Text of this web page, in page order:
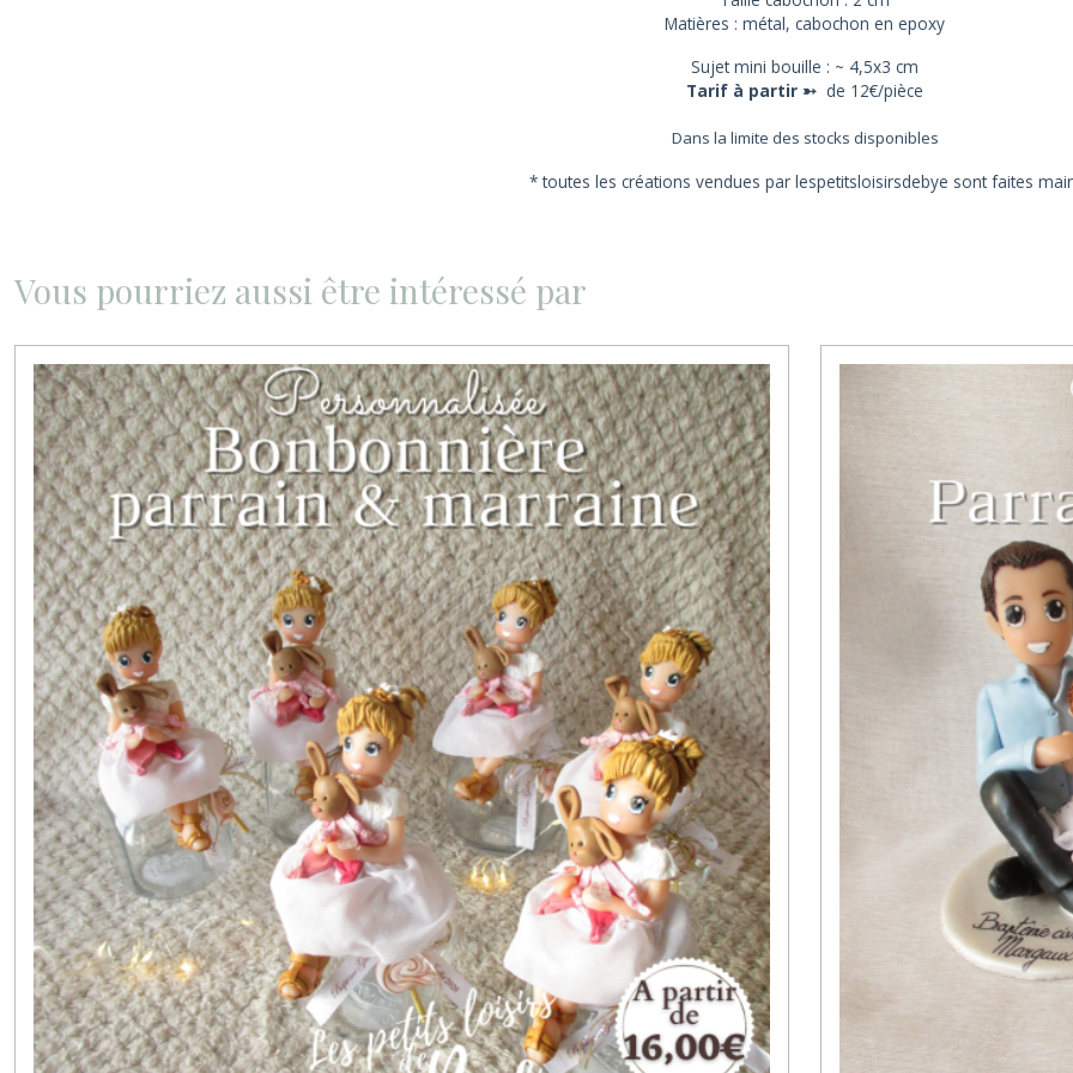
Matières : métal, cabochon en epoxy
Sujet mini bouille : ~ 4,5x3 cm
Tarif à partir ➳ de 12€/pièce
Dans la limite des stocks disponibles
*toutes les créations vendues par lespetitsloisirsdebye sont faites
Vous pourriez aussi être intéressé par